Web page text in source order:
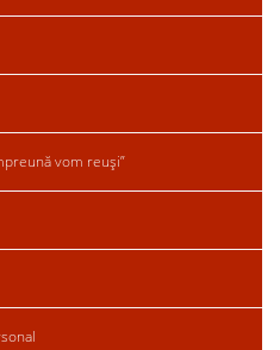
vom reuși”